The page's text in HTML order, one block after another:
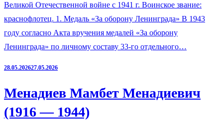
Великой Отечественной войне с 1941 г. Воинское звание:
краснофлотец. 1. Медаль «За оборону Ленинграда» В 1943
году согласно Акта вручения медалей «За оборону
Ленинграда» по личному составу 33-го отдельного…
28.05.202627.05.2026
Менадиев Мамбет Менадиевич
(1916 — 1944)